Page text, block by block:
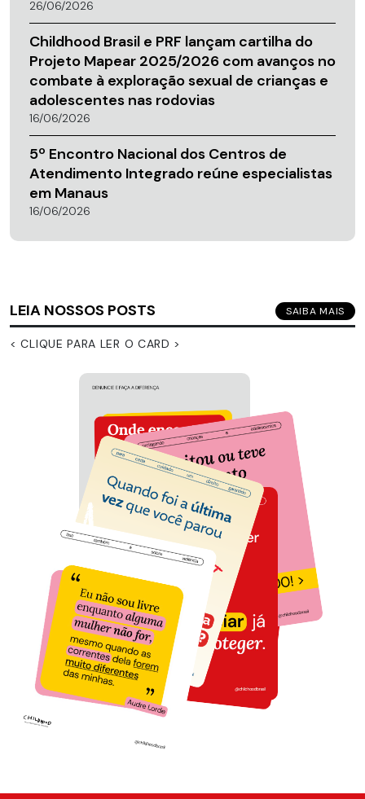
26/06/2026
Childhood Brasil e PRF lançam cartilha do
Projeto Mapear 2025/2026 com avanços no
combate à exploração sexual de crianças e
adolescentes nas rodovias
16/06/2026
5º Encontro Nacional dos Centros de
Atendimento Integrado reúne especialistas
em Manaus
16/06/2026
LEIA NOSSOS POSTS SAIBA MAIS
< CLIQUE PARA LER O CARD >